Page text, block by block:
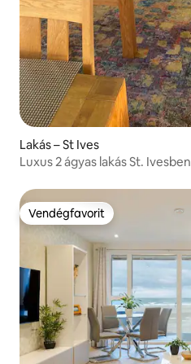
Lakás – St Ives
Luxus 2 ágyas lakás St. Ivesben
Vendégfavorit
Vendégfavorit